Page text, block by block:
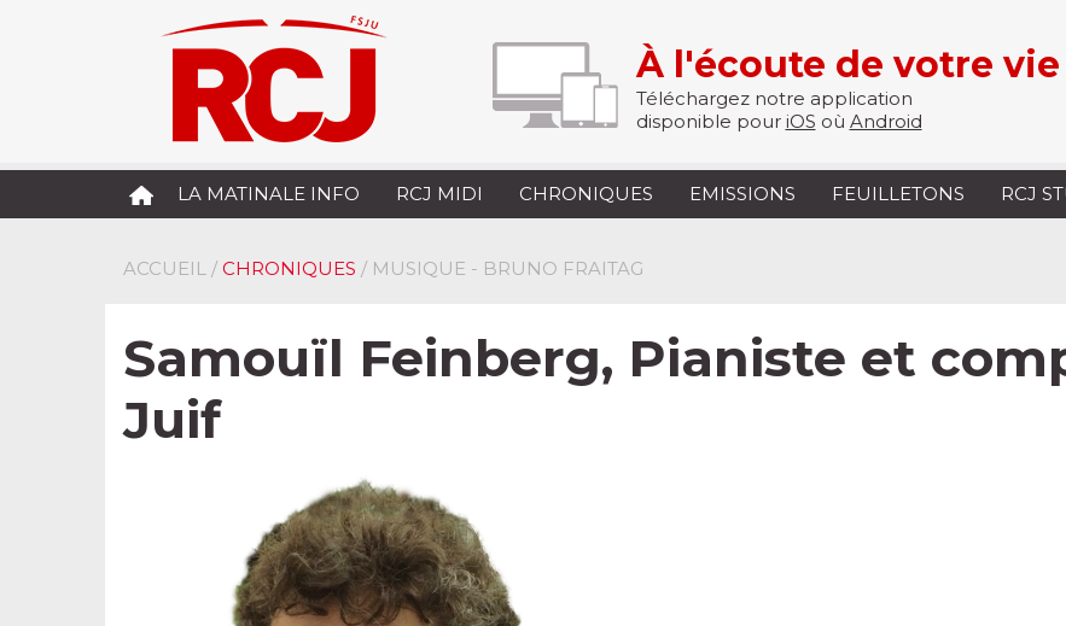
À l'écoute de votre vie
Téléchargez notre application
disponible pour iOS où Android
LA MATINALE INFO RCJ MIDI CHRONIQUES EMISSIONS FEUILLETONS RCJ
ACCUEIL / CHRONIQUES / MUSIQUE - BRUNO FRAITAG
Samouïl Feinberg, Pianiste et
Juif